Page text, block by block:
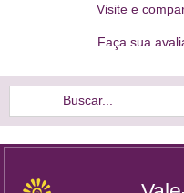
Visite e
Faça sua
Buscar...